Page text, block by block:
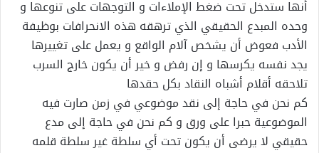
أنها ستدخل تحت ضغط الإملاءات و التوجهات على تنوعها و
وحده المبدع الحقيقي الذي ترهقه هذه الانحرافات بوظيفة
الأدب فعوض أن يشخص آلام الواقع و يعمل على تغييرها
يجد نفسه يكرسها و إن رفض و خير أن يكون خارج السرب
تلاحقه أقلام أشباه النقاد بكل حقدها
كم نحن في حاجة إلى نقد موضوعي في زمن صارت فيه
الموضوعية حبرا على ورق و كم نحن في حاجة إلى مدع
حقيقي لا يرضى أن يكون تحت أي سلطة غير سلطة قلمه